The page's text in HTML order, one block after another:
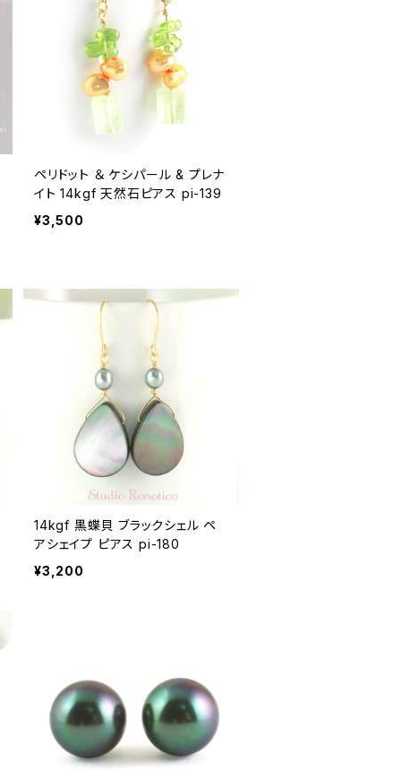
ペリドット ＆ ケシパール & プレナ
イト 14kgf 天然石ピアス pi-139
¥3,500
14kgf 黒蝶貝 ブラックシェル ペ
アシェイプ ピアス pi-180
¥3,200